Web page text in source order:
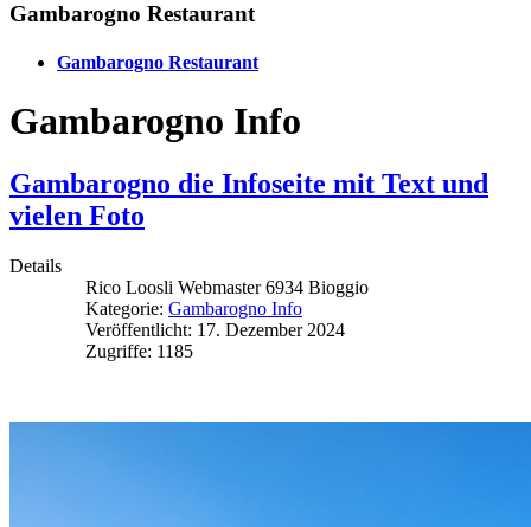
Gambarogno Restaurant
Gambarogno Restaurant
Gambarogno Info
Gambarogno die Infoseite mit Text und
vielen Foto
Details
Rico Loosli Webmaster 6934 Bioggio
Kategorie: Gambarogno Info
Veröffentlicht: 17. Dezember 2024
Zugriffe: 1185